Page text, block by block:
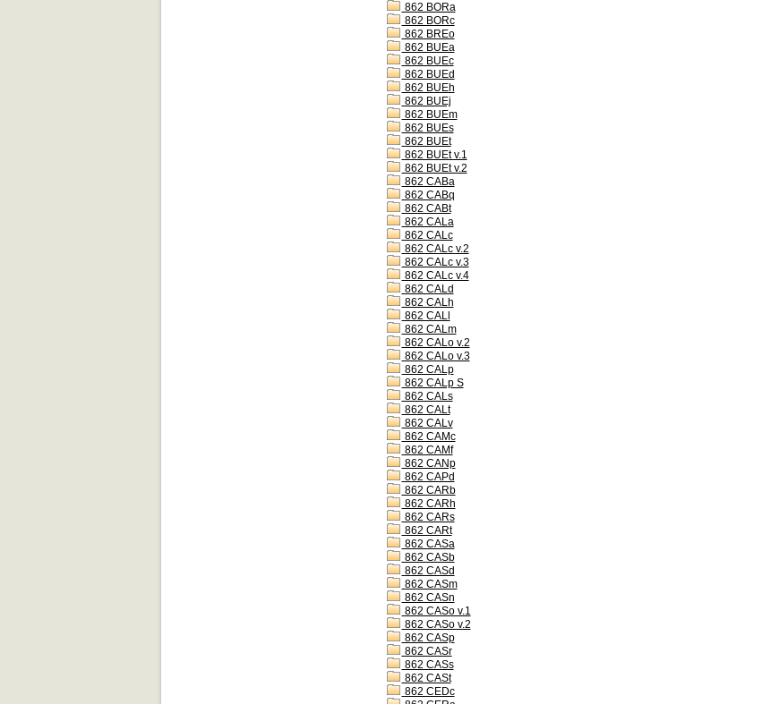
862 BORa
862 BORc
862 BREo
862 BUEa
862 BUEc
862 BUEd
862 BUEh
862 BUEj
862 BUEm
862 BUEs
862 BUEt
862 BUEt v.1
862 BUEt v.2
862 CABa
862 CABq
862 CABt
862 CALa
862 CALc
862 CALc v.2
862 CALc v.3
862 CALc v.4
862 CALd
862 CALh
862 CALl
862 CALm
862 CALo v.2
862 CALo v.3
862 CALp
862 CALp S
862 CALs
862 CALt
862 CALv
862 CAMc
862 CAMf
862 CANp
862 CAPd
862 CARb
862 CARh
862 CARs
862 CARt
862 CASa
862 CASb
862 CASd
862 CASm
862 CASn
862 CASo v.1
862 CASo v.2
862 CASp
862 CASr
862 CASs
862 CASt
862 CEDc